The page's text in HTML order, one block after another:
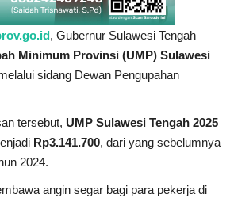
, Gubernur Sulawesi Tengah
Minimum Provinsi (UMP) Sulawesi
sidang Dewan Pengupahan
tersebut, UMP Sulawesi Tengah 2025
Rp3.141.700, dari yang sebelumnya
2024.
angin segar bagi para pekerja di